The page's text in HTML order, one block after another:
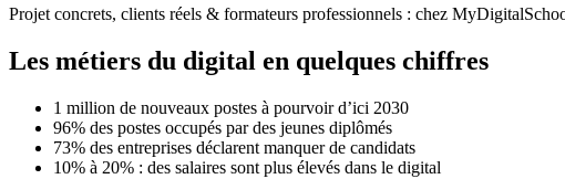
Projet concrets, clients réels & formateurs professionnels : chez
Les métiers du digital en quelques chiffres
1 million de nouveaux postes à pourvoir d’ici 2030
96% des postes occupés par des jeunes diplômés
73% des entreprises déclarent manquer de candidats
10% à 20% : des salaires sont plus élevés dans le digital